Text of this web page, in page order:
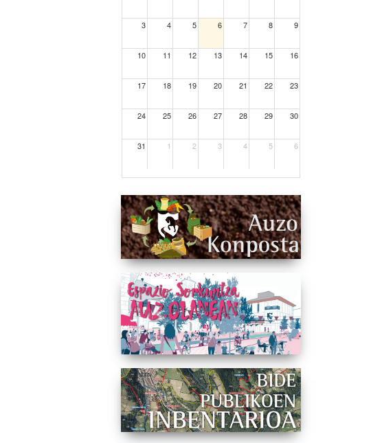
3 4 5 6 7 8 9
10 11 12 13 14 15 16
17 18 19 20 21 22 23
24 25 26 27 28 29 30
31 1 2 3 4 5 6